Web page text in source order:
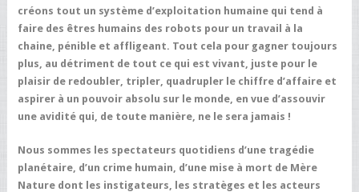
créons tout un système d’exploitation humaine qui tend à
faire des êtres humains des robots pour un travail à la
chaine, pénible et affligeant. Tout cela pour gagner toujours
plus, au détriment de tout ce qui est vivant, juste pour le
plaisir de redoubler, tripler, quadrupler le chiffre d’affaire et
aspirer à un pouvoir absolu sur le monde, en vue d’assouvir
une avidité qui, de toute manière, ne le sera jamais !
Nous sommes les spectateurs quotidiens d’une tragédie
planétaire, d’un crime humain, d’une mise à mort de Mère
Nature dont les instigateurs, les stratèges et les acteurs